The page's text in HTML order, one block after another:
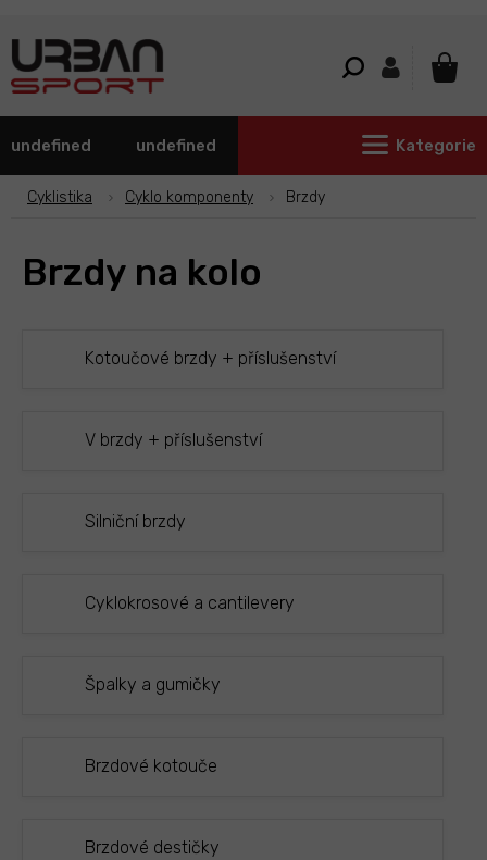
undefined undefined Kategorie
Cyklistika Cyklo komponenty Brzdy
Brzdy na kolo
Kotoučové brzdy + příslušenství
V brzdy + příslušenství
Silniční brzdy
Cyklokrosové a cantilevery
Špalky a gumičky
Brzdové kotouče
Brzdové destičky